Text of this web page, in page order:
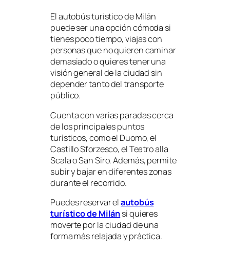
El autobús turístico de Milán
puede ser una opción cómoda si
tienes poco tiempo, viajas con
personas que no quieren caminar
demasiado o quieres tener una
visión general de la ciudad sin
depender tanto del transporte
público.
Cuenta con varias paradas cerca
de los principales puntos
turísticos, como el Duomo, el
Castillo Sforzesco, el Teatro alla
Scala o San Siro. Además, permite
subir y bajar en diferentes zonas
durante el recorrido.
Puedes reservar elautobús
turístico de Milánsi quieres
moverte por la ciudad de una
forma más relajada y práctica.